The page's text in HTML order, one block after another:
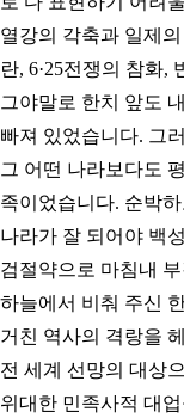
열강의 각축과 일제
란, 6·25전쟁의 참화,
그야말로 한치 앞도
빠져 있었습니다. 그
그 어떤 나라보다도
족이었습니다. 순박
나라가 잘 되어야 백
검절약으로 마침내
하늘에서 비춰 주신
거친 역사의 격랑을
전 세계 선망의 대상
위대한 민족사적 대